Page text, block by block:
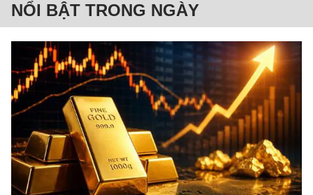
NỔI BẬT TRONG NGÀY